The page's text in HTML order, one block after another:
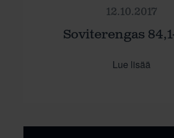
12.10.2017
Soviterengas
Lue lisää